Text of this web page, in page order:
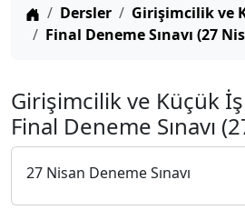
Anasayfa
Dersler
Girişimcilik ve
Final Deneme Sınavı (27
Girişimcilik ve Küçük
Final Deneme Sınavı
27 Nisan Deneme Sınavı